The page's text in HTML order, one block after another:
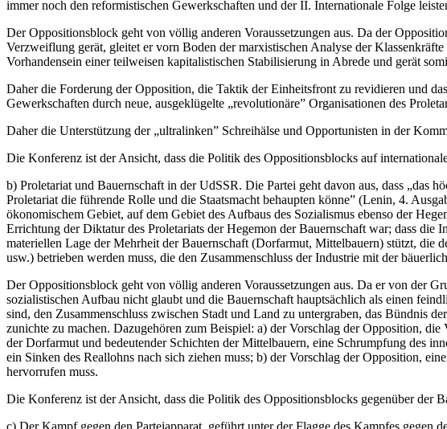
immer noch den reformistischen Gewerkschaften und der II. Internationale Folge
Der Oppositionsblock geht von völlig anderen Voraussetzungen aus. Da der
Verzweiflung gerät, gleitet er vorn Boden der marxistischen Analyse der
Vorhandensein einer teilweisen kapitalistischen Stabilisierung in Abrede und gerät
Daher die Forderung der Opposition, die Taktik der Einheitsfront zu revidieren und
Gewerkschaften durch neue, ausgeklügelte „revolutionäre” Organisationen des
Daher die Unterstützung der „ultralinken” Schreihälse und Opportunisten in der
Die Konferenz ist der Ansicht, dass die Politik des Oppositionsblocks auf
b) Proletariat und Bauernschaft in der UdSSR. Die Partei geht davon aus, dass „das
Proletariat die führende Rolle und die Staatsmacht behaupten könne” (Lenin, 4.
ökonomischem Gebiet, auf dem Gebiet des Aufbaus des Sozialismus ebenso der
Errichtung der Diktatur des Proletariats der Hegemon der Bauernschaft war; dass
materiellen Lage der Mehrheit der Bauernschaft (Dorfarmut, Mittelbauern) stützt, die
usw.) betrieben werden muss, die den Zusammenschluss der Industrie mit der
Der Oppositionsblock geht von völlig anderen Voraussetzungen aus. Da er von der
sozialistischen Aufbau nicht glaubt und die Bauernschaft hauptsächlich als einen
sind, den Zusammenschluss zwischen Stadt und Land zu untergraben, das Bündnis
zunichte zu machen. Dazugehören zum Beispiel: a) der Vorschlag der Opposition,
der Dorfarmut und bedeutender Schichten der Mittelbauern, eine Schrumpfung des
ein Sinken des Reallohns nach sich ziehen muss; b) der Vorschlag der Opposition,
hervorrufen muss.
Die Konferenz ist der Ansicht, dass die Politik des Oppositionsblocks gegenüber der
c) Der Kampf gegen den Parteiapparat, geführt unter der Flagge des Kampfes gegen